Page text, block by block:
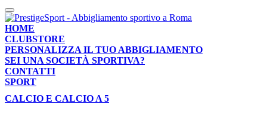
HOME
CLUBSTORE
PERSONALIZZA IL TUO ABBIGLIAMENTO
SEI UNA SOCIETÀ SPORTIVA?
CONTATTI
SPORT
CALCIO E CALCIO A 5